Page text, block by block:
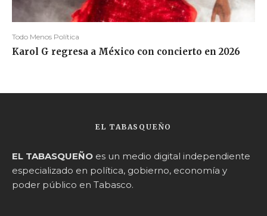
Todo Menos Política
Karol G regresa a México con concierto en 2026
EL TABASQUEÑO
EL TABASQUEÑO es un medio digital independiente
especializado en política, gobierno, economía y
poder público en Tabasco.